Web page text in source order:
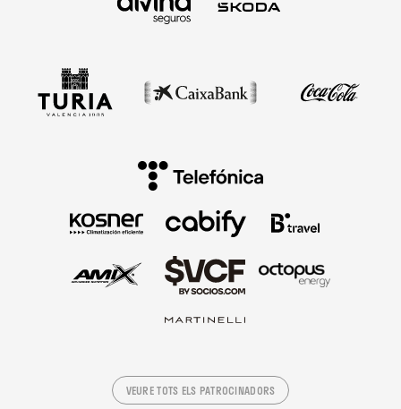
VEURE TOTS ELS PATROCINADORS